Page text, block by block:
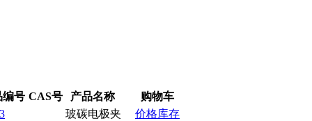
编号 CAS号 产品名称
购物车
玻碳电极夹
价格库存